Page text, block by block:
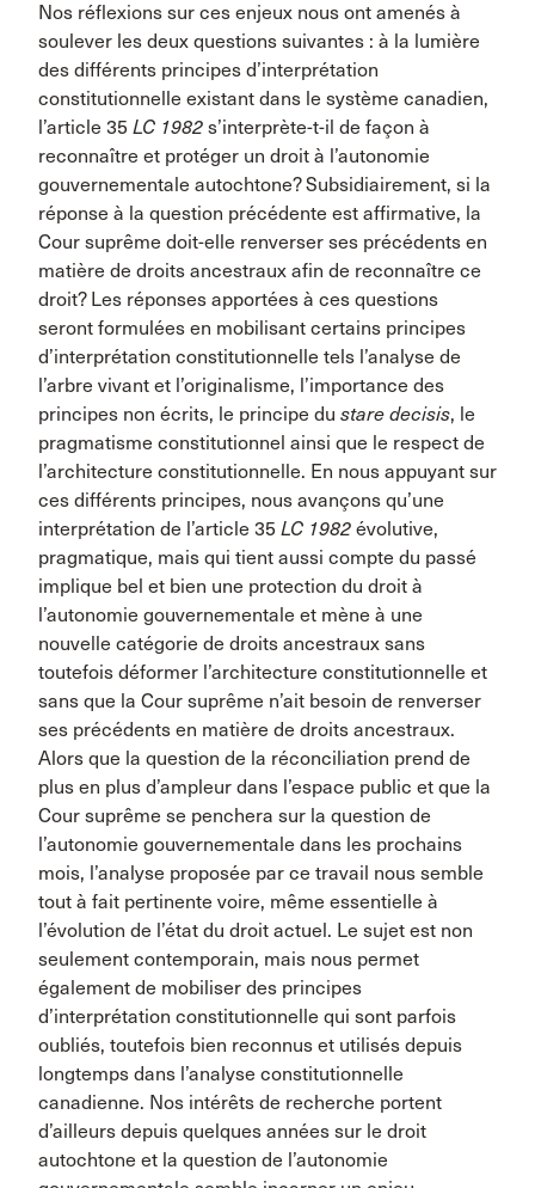
Nos réflexions sur ces enjeux nous ont amenés à
soulever les deux questions suivantes : à la lumière
des différents principes d’interprétation
constitutionnelle existant dans le système canadien,
l’article 35 LC 1982 s’interprète-t-il de façon à
reconnaître et protéger un droit à l’autonomie
gouvernementale autochtone? Subsidiairement, si la
réponse à la question précédente est affirmative, la
Cour suprême doit-elle renverser ses précédents en
matière de droits ancestraux afin de reconnaître ce
droit? Les réponses apportées à ces questions
seront formulées en mobilisant certains principes
d’interprétation constitutionnelle tels l’analyse de
l’arbre vivant et l’originalisme, l’importance des
principes non écrits, le principe du stare decisis, le
pragmatisme constitutionnel ainsi que le respect de
l’architecture constitutionnelle. En nous appuyant sur
ces différents principes, nous avançons qu’une
interprétation de l’article 35 LC 1982 évolutive,
pragmatique, mais qui tient aussi compte du passé
implique bel et bien une protection du droit à
l’autonomie gouvernementale et mène à une
nouvelle catégorie de droits ancestraux sans
toutefois déformer l’architecture constitutionnelle et
sans que la Cour suprême n’ait besoin de renverser
ses précédents en matière de droits ancestraux.
Alors que la question de la réconciliation prend de
plus en plus d’ampleur dans l’espace public et que la
Cour suprême se penchera sur la question de
l’autonomie gouvernementale dans les prochains
mois, l’analyse proposée par ce travail nous semble
tout à fait pertinente voire, même essentielle à
l’évolution de l’état du droit actuel. Le sujet est non
seulement contemporain, mais nous permet
également de mobiliser des principes
d’interprétation constitutionnelle qui sont parfois
oubliés, toutefois bien reconnus et utilisés depuis
longtemps dans l’analyse constitutionnelle
canadienne. Nos intérêts de recherche portent
d’ailleurs depuis quelques années sur le droit
autochtone et la question de l’autonomie